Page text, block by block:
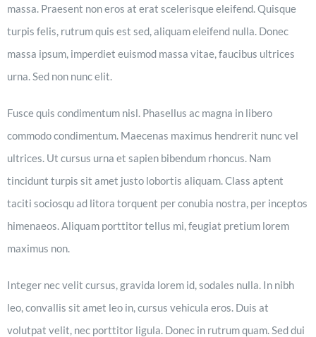
massa. Praesent non eros at erat scelerisque eleifend. Quisque
turpis felis, rutrum quis est sed, aliquam eleifend nulla. Donec
massa ipsum, imperdiet euismod massa vitae, faucibus ultrices
urna. Sed non nunc elit.
Fusce quis condimentum nisl. Phasellus ac magna in libero
commodo condimentum. Maecenas maximus hendrerit nunc vel
ultrices. Ut cursus urna et sapien bibendum rhoncus. Nam
tincidunt turpis sit amet justo lobortis aliquam. Class aptent
taciti sociosqu ad litora torquent per conubia nostra, per inceptos
himenaeos. Aliquam porttitor tellus mi, feugiat pretium lorem
maximus non.
Integer nec velit cursus, gravida lorem id, sodales nulla. In nibh
leo, convallis sit amet leo in, cursus vehicula eros. Duis at
volutpat velit, nec porttitor ligula. Donec in rutrum quam. Sed dui